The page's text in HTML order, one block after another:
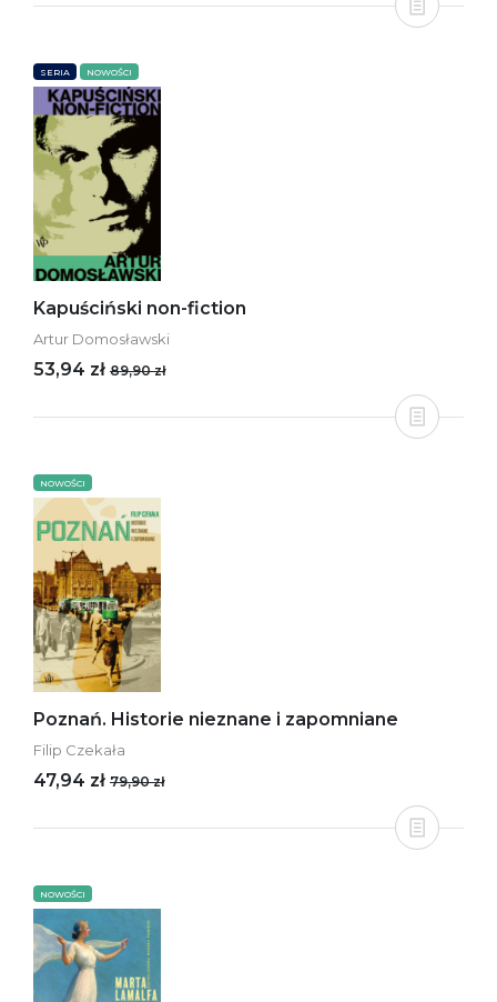
SERIA NOWOŚCI
Kapuściński non-fiction
Artur Domosławski
53,94 zł 89,90 zł
NOWOŚCI
Poznań. Historie nieznane i zapomniane
Filip Czekała
47,94 zł 79,90 zł
NOWOŚCI